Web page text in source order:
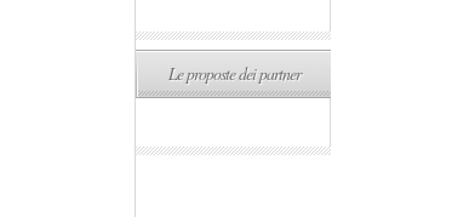
Le proposte dei partner